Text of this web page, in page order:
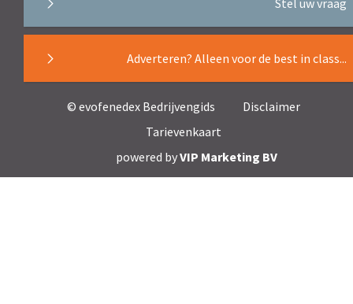
Adverteren? Alleen voor de best in class...
© evofenedex Bedrijvengids
Disclaimer
Tarievenkaart
powered byVIP Marketing BV